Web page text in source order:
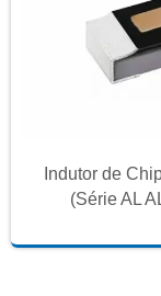
Indutor de
(Série AL